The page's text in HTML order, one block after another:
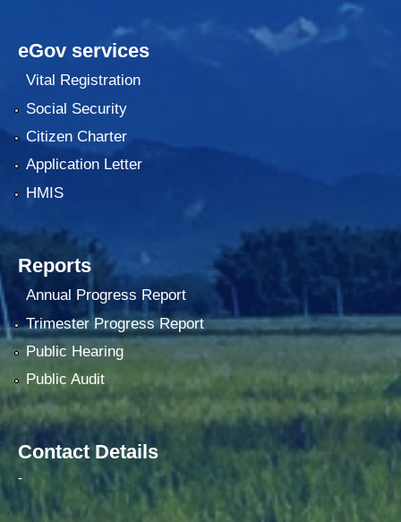
eGov services
Vital Registration
Social Security
Citizen Charter
Application Letter
HMIS
Reports
Annual Progress Report
Trimester Progress Report
Public Hearing
Public Audit
Contact Details
-